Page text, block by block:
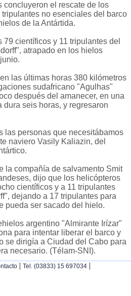
concluyeron el rescate de los
no esenciales del barco
de la Antártida.
79 científicos y 11 tripulantes del
atrapado en los hielos
las últimas horas 380 kilómetros
sudafricano "Agulhas"
después del amanecer, en una
seis horas, y regresaron
las personas que necesitábamos
naviero Vasily Kaliazin, del
la compañía de salvamento Smit
dijo que los helicópteros
científicos y a 11 tripulantes
dejando a 17 tripulantes para
pueda ser sacado del hielo.
argentino "Almirante Irízar"
para intentar liberar el barco y
se dirigía a Ciudad del Cabo para
necesario. (Télam-SNI).
| Tel. (03833) 15 697034 |